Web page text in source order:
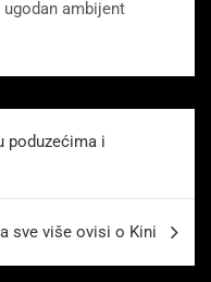
ambijent
poduzećima i
sve više ovisi o Kini